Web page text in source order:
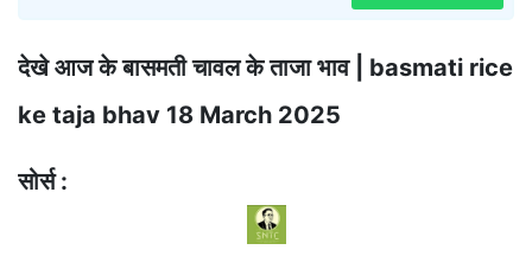
देखे आज के बासमती चावल के ताजा भाव | basmati rice
ke taja bhav 18 March 2025
सोर्स :